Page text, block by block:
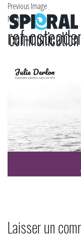
Previous Image
Next Image
ref-
Laisser un